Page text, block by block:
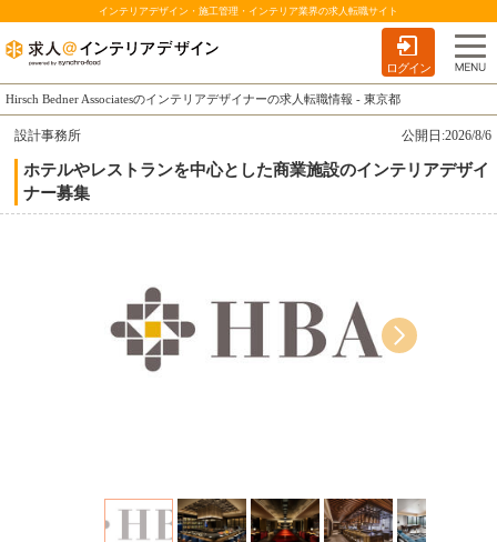
インテリアデザイン・施工管理・インテリア業界の求人転職サイト
ログイン
Hirsch Bedner Associatesのインテリアデザイナーの求人転職情報 - 東京都
設計事務所 公開日:2026/8/6
ホテルやレストランを中心とした商業施設のインテリアデザイ
ナー募集